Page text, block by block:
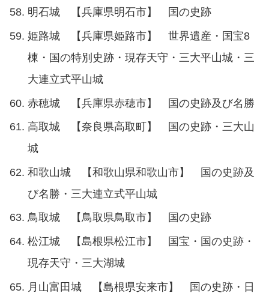
明石城 【兵庫県明石市】 国の史跡
姫路城 【兵庫県姫路市】 世界遺産・国宝8
棟・国の特別史跡・現存天守・三大平山城・三
大連立式平山城
赤穂城 【兵庫県赤穂市】 国の史跡及び名勝
高取城 【奈良県高取町】 国の史跡・三大山
城
和歌山城 【和歌山県和歌山市】 国の史跡及
び名勝・三大連立式平山城
鳥取城 【鳥取県鳥取市】 国の史跡
松江城 【島根県松江市】 国宝・国の史跡・
現存天守・三大湖城
月山富田城 【島根県安来市】 国の史跡・日